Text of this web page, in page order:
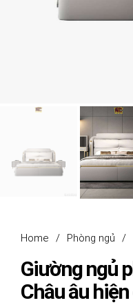
Home / Phòng ngủ /
Giường ngủ
Châu âu